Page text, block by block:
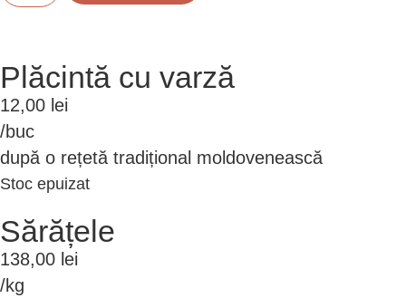
Plăcintă cu varză
12,00 lei
/buc
după o rețetă tradițional moldovenească
Stoc epuizat
Sărățele
138,00 lei
/kg